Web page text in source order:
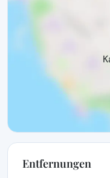
Entfernungen